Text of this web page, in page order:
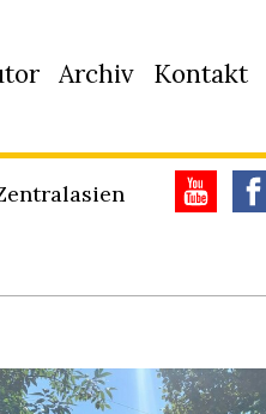
Archiv Kontakt